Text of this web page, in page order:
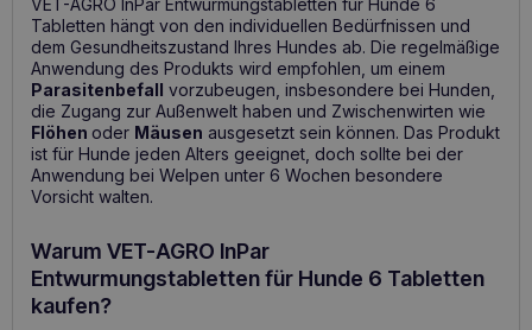
VET-AGRO InPar Entwurmungstabletten für Hunde 6
Tabletten hängt von den individuellen Bedürfnissen und
dem Gesundheitszustand Ihres Hundes ab. Die regelmäßige
Anwendung des Produkts wird empfohlen, um einem
Parasitenbefall
vorzubeugen, insbesondere bei Hunden,
die Zugang zur Außenwelt haben und Zwischenwirten wie
Flöhen oder Mäusen ausgesetzt sein können. Das Produkt
ist für Hunde jeden Alters geeignet, doch sollte bei der
Anwendung bei Welpen unter 6 Wochen besondere
Vorsicht walten.
Warum VET-AGRO InPar
Entwurmungstabletten für Hunde 6 Tabletten
kaufen?